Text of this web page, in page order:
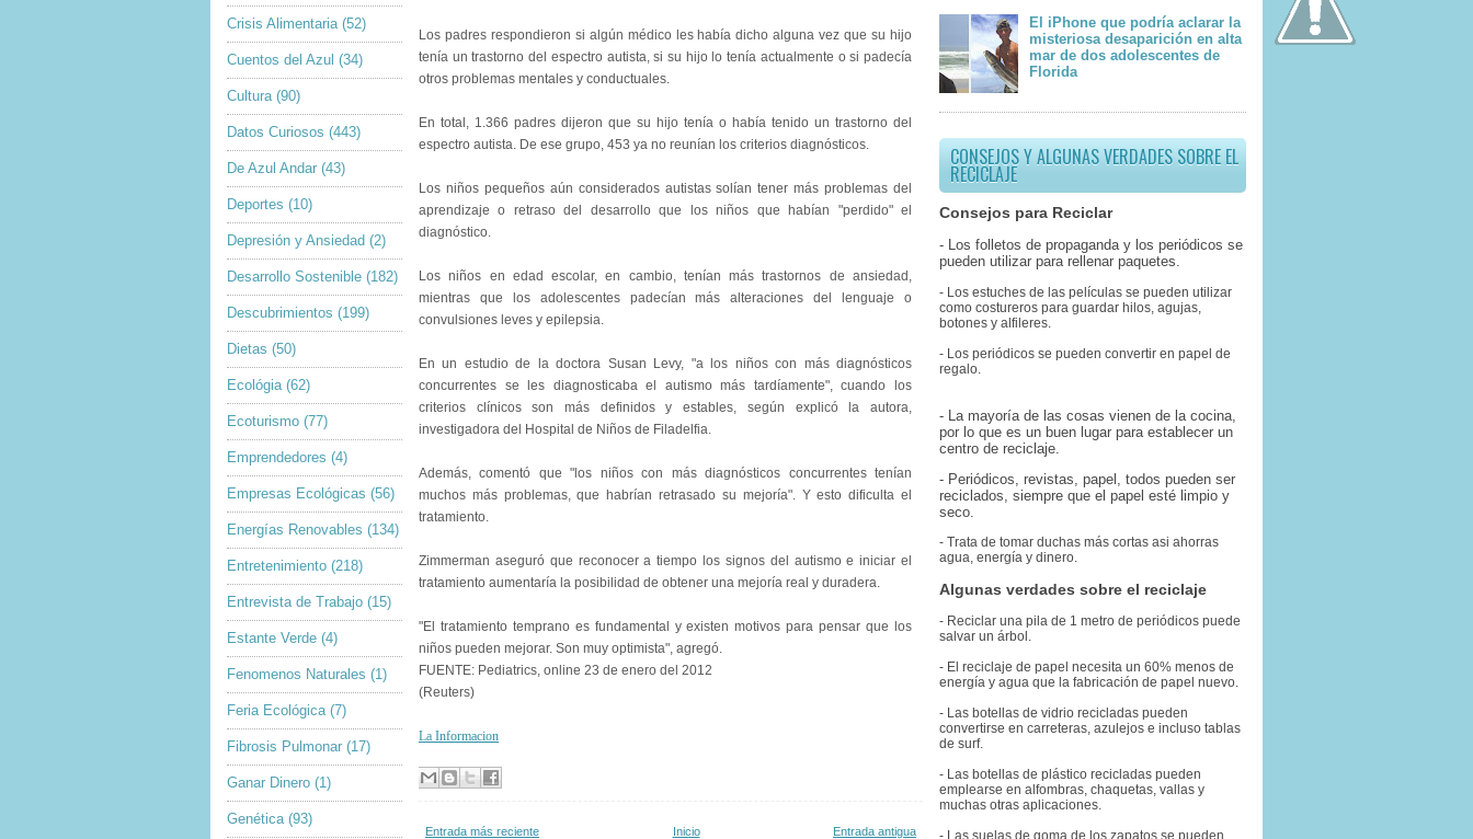
Crisis Alimentaria (52)
Cuentos del Azul (34)
Cultura (90)
Datos Curiosos (443)
De Azul Andar (43)
Deportes (10)
Depresión y Ansiedad (2)
Desarrollo Sostenible (182)
Descubrimientos (199)
Dietas (50)
Ecológia (62)
Ecoturismo (77)
Emprendedores (4)
Empresas Ecológicas (56)
Energías Renovables (134)
Entretenimiento (218)
Entrevista de Trabajo (15)
Estante Verde (4)
Fenomenos Naturales (1)
Feria Ecológica (7)
Fibrosis Pulmonar (17)
Ganar Dinero (1)
Genética (93)
Los padres respondieron si algún médico les había dicho alguna vez que su hijo
tenía un trastorno del espectro autista, si su hijo lo tenía actualmente o si padecía
otros problemas mentales y conductuales.
En total, 1.366 padres dijeron que su hijo tenía o había tenido un trastorno del
espectro autista. De ese grupo, 453 ya no reunían los criterios diagnósticos.
Los niños pequeños aún considerados autistas solían tener más problemas del
aprendizaje o retraso del desarrollo que los niños que habían "perdido" el
diagnóstico.
Los niños en edad escolar, en cambio, tenían más trastornos de ansiedad,
mientras que los adolescentes padecían más alteraciones del lenguaje o
convulsiones leves y epilepsia.
En un estudio de la doctora Susan Levy, "a los niños con más diagnósticos
concurrentes se les diagnosticaba el autismo más tardíamente", cuando los
criterios clínicos son más definidos y estables, según explicó la autora,
investigadora del Hospital de Niños de Filadelfia.
Además, comentó que "los niños con más diagnósticos concurrentes tenían
muchos más problemas, que habrían retrasado su mejoría". Y esto dificulta el
tratamiento.
Zimmerman aseguró que reconocer a tiempo los signos del autismo e iniciar el
tratamiento aumentaría la posibilidad de obtener una mejoría real y duradera.
"El tratamiento temprano es fundamental y existen motivos para pensar que los
niños pueden mejorar. Son muy optimista", agregó.
FUENTE: Pediatrics, online 23 de enero del 2012
(Reuters)
La Informacion
Entrada más reciente Entrada antigua
Inicio
El iPhone que podría aclarar la
misteriosa desaparición en alta
mar de dos adolescentes de
Florida
CONSEJOS Y ALGUNAS VERDADES SOBRE EL
RECICLAJE
Consejos para Reciclar
- Los folletos de propaganda y los periódicos se
pueden utilizar para rellenar paquetes.
- Los estuches de las películas se pueden utilizar
como costureros para guardar hilos, agujas,
botones y alfileres.
- Los periódicos se pueden convertir en papel de
regalo.
- La mayoría de las cosas vienen de la cocina,
por lo que es un buen lugar para establecer un
centro de reciclaje.
- Periódicos, revistas, papel, todos pueden ser
reciclados, siempre que el papel esté limpio y
seco.
- Trata de tomar duchas más cortas asi ahorras
agua, energía y dinero.
Algunas verdades sobre el reciclaje
- Reciclar una pila de 1 metro de periódicos puede
salvar un árbol.
- El reciclaje de papel necesita un 60% menos de
energía y agua que la fabricación de papel nuevo.
- Las botellas de vidrio recicladas pueden
convertirse en carreteras, azulejos e incluso tablas
de surf.
- Las botellas de plástico recicladas pueden
emplearse en alfombras, chaquetas, vallas y
muchas otras aplicaciones.